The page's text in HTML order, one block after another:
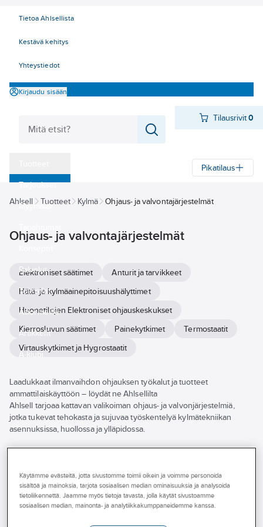
Tietoa Ahlsellista
Kestävä kehitys
Yhteystiedot
Kirjaudu sisään
Tilausrivit 0
‎Tarjoukset
Myymälät
Palvelut
Toimialat
Asioi meillä
Artikkelit
A-klubi
Pikatilaus
Ahlsell Tuotteet Kylmä Ohjaus- ja valvontajärjestelmät
Ohjaus- ja valvontajärjestelmät
Elektroniset säätimet
Anturit ja tarvikkeet
Hätä- ja kylmäainepitoisuushälyttimet
Huonetilojen Elektroniset ohjauskeskukset
Kierrosluvun säätimet
Painekytkimet
Termostaatit
Virtauskytkimet ja Hygrostaatit
Laadukkaat ilmanvaihdon ohjauksen työkalut ja tuotteet
ammattilaiskäyttöön – löydät ne Ahlsellilta
Ahlsell tarjoaa kattavan valikoiman ohjaus- ja valvonjärjestelmiä,
jotka tukevat tehokasta ja sujuvaa työskentelyä kylmätekniikan
asennuksissa, huollossa ja ylläpidossa.
tunnetuilta valmistajilta. Tuotteet on suunniteltu täyttämään alan
tekniset standardit ja tukemaan laadukasta työnjälkeä.
Tutustu verkkokauppaamme tai vieraile lähimmässä Ahlsell-
Käytämme evästeitä, jotta sivustomme toimii oikein ja voimme personoida
sisältöä ja mainoksia, tarjota sosiaalisen median ominaisuuksia ja analysoida
tietoliikennettä. Jaamme myös tietoja tavasta, jolla käytät sivustoamme
sosiaalisen median, mainonta- ja analytiikkakumppaneidemme kanssa.